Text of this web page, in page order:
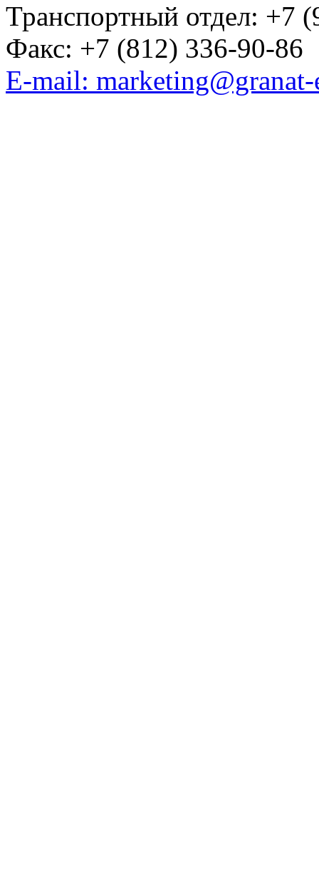
Транспортный отдел: +7
Факс: +7 (812) 336-90-86
E-mail: